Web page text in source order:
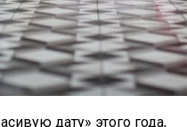
дату» этого года,